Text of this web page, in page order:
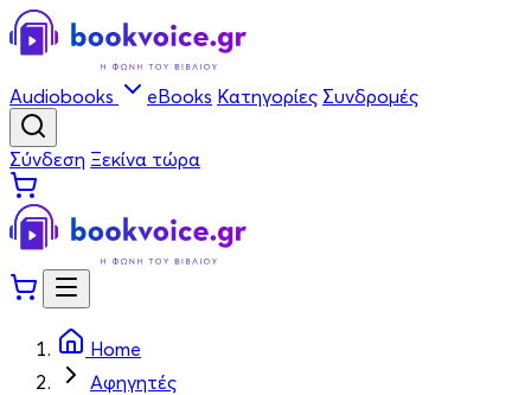
Audiobooks eBooks Κατηγορίες Συνδρομές
Σύνδεση Ξεκίνα τώρα
Home
Αφηγητές